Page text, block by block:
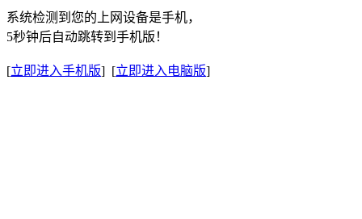
系统检测到您的上网设备是手机，
5秒钟后自动跳转到手机版！
[立即进入手机版] [立即进入电脑版]